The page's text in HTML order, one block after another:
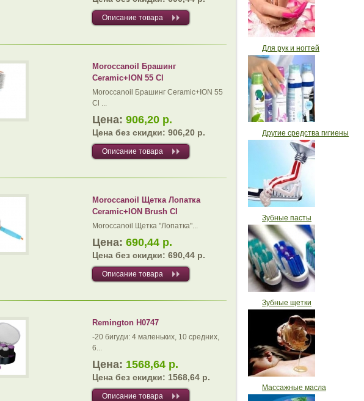
Описание товара
Moroccanoil Брашинг
Ceramic+ION 55 Cl
Moroccanoil Брашинг Ceramic+ION 55
Cl ...
Цена: 906,20 р.
Цена без скидки: 906,20 р.
Описание товара
Moroccanoil Щетка Лопатка
Ceramic+ION Brush CI
Moroccanoil Щетка "Лопатка"...
Цена: 690,44 р.
Цена без скидки: 690,44 р.
Описание товара
Remington H0747
-20 бигуди: 4 маленьких, 10 средних,
6...
Цена: 1568,64 р.
Цена без скидки: 1568,64 р.
Описание товара
Для рук и ногтей
Другие средства гигиены
Зубные пасты
Зубные щетки
Массажные масла